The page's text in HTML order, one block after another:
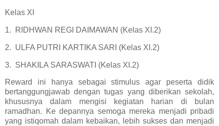
Kelas XI
1. RIDHWAN REGI DAIMAWAN (Kelas XI.2)
2. ULFA PUTRI KARTIKA SARI (Kelas XI.2)
3. SHAKILA SARASWATI (Kelas XI.2)
Reward ini hanya sebagai stimulus agar peserta didik
bertanggungjawab dengan tugas yang diberikan sekolah,
khususnya dalam mengisi kegiatan harian di bulan
ramadhan. Ke depannya semoga mereka menjadi pribadi
yang istiqomah dalam kebaikan, lebih sukses dan menjadi